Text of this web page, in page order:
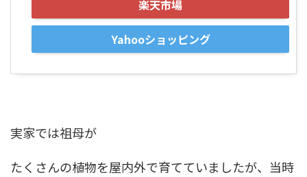
楽天市場
Yahooショッピング
実家では祖母が
たくさんの植物を屋内外で育てていましたが、当時